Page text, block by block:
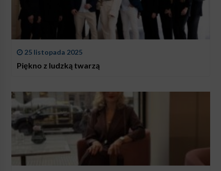
25 listopada 2025
Piękno z ludzką twarzą